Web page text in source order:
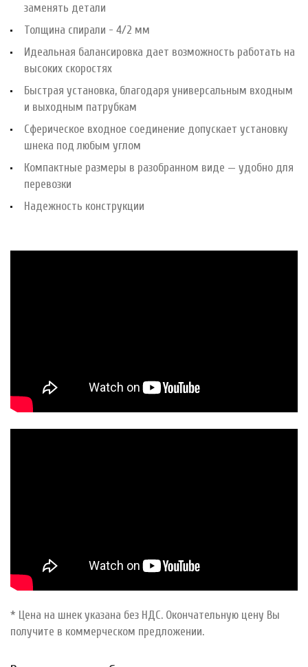
заменять детали
Толщина спирали - 4/2 мм
Идеальная балансировка дает возможность работать на
высоких скоростях
Быстрая установка, благодаря универсальным входным
и выходным патрубкам
Сферическое входное соединение допускает установку
шнека под любым углом
Компактные размеры в разобранном виде — удобно для
перевозки
Надежность конструкции
* Цена на шнек указана без НДС. Окончательную цену Вы
получите в коммерческом предложении.